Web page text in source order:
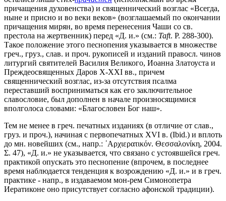
причащения духовенства) и священнический возглас «Всегда,
ныне и присно и во веки веков» (возглашаемый по окончании
причащения мирян, во время перенесения Чаши со св.
престола на жертвенник) перед «Д. и.» (см.: Taft. P. 288-300).
Такое положение этого песнопения указывается в множестве
греч., груз., слав. и проч. рукописей и изданий правосл. чинов
литургий святителей Василия Великого, Иоанна Златоуста и
Преждеосвященных Даров X-XXI вв., причем
священнический возглас, из-за отсутствия псалма
переставший восприниматься как его заключительное
славословие, был дополнен в начале произносящимися
вполголоса словами: «Благословен Бог наш».
Тем не менее в греч. печатных изданиях (в отличие от слав.,
груз. и проч.), начиная с первопечатных XVI в. (Ibid.) и вплоть
до мн. новейших (см., напр.: ᾿Αρχιερατικόν. Θεσσαλονίκη, 2004.
Σ. 47), «Д. и.» не указывается, что связано с устоявшейся греч.
практикой опускать это песнопение (впрочем, в последнее
время наблюдается тенденция к возрождению «Д. и.» и в греч.
практике - напр., в издаваемом мон-рем Симонопетра
Иератиконе оно присутствует согласно афонской традиции).